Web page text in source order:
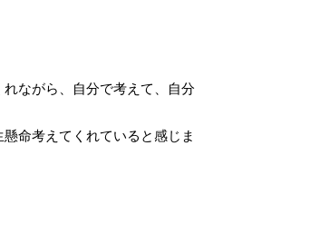
ながら、自分で考えて、自分
命考えてくれていると感じま